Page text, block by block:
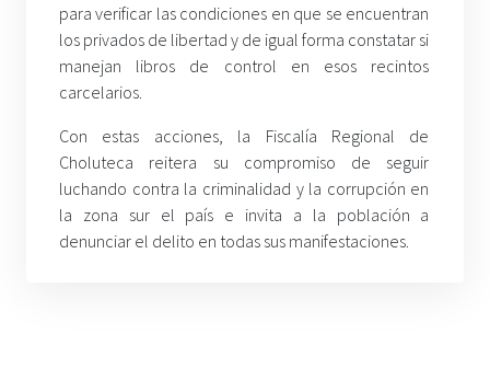
para verificar las condiciones en que se encuentran
los privados de libertad y de igual forma constatar si
manejan libros de control en esos recintos
carcelarios.
Con estas acciones, la Fiscalía Regional de
Choluteca reitera su compromiso de seguir
luchando contra la criminalidad y la corrupción en
la zona sur el país e invita a la población a
denunciar el delito en todas sus manifestaciones.